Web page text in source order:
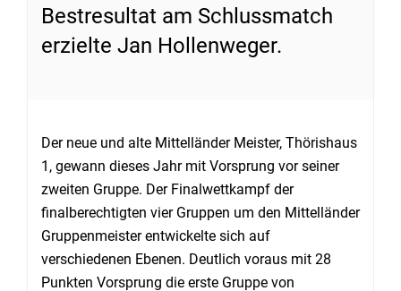
Bestresultat am Schlussmatch
erzielte Jan Hollenweger.
Der neue und alte Mittelländer Meister, Thörishaus
1, gewann dieses Jahr mit Vorsprung vor seiner
zweiten Gruppe. Der Finalwettkampf der
finalberechtigten vier Gruppen um den Mittelländer
Gruppenmeister entwickelte sich auf
verschiedenen Ebenen. Deutlich voraus mit 28
Punkten Vorsprung die erste Gruppe von